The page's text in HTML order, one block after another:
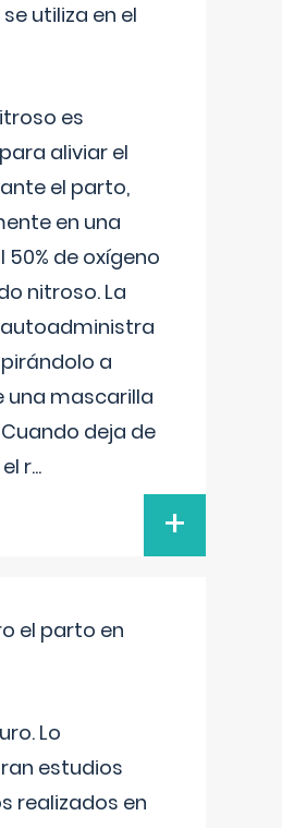
utiliza en el
es
aliviar el
el parto,
en una
50% de oxígeno
nitroso. La
a
una mascarilla
deja de
r...
+
el parto en
Lo
estudios
realizados en